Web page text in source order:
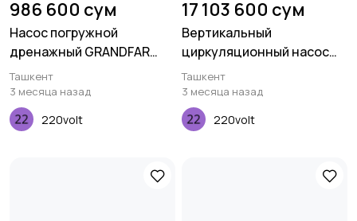
986 600 сум
Насос погружной
дренажный GRANDFAR
QDX3-24-0.75
Ташкент
3 месяца назад
220volt
17 103 600 сум
Вертикальный
циркуляционный насос
PRODN IRG50-200-4
Ташкент
3 месяца назад
220volt